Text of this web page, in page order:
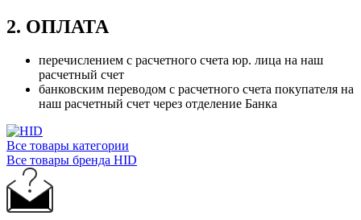
2. ОПЛАТА
перечислением с расчетного счета юр. лица на наш
расчетный счет
банковским переводом с расчетного счета покупателя на
наш расчетный счет через отделение Банка
Все товары категории
Все товары бренда HID